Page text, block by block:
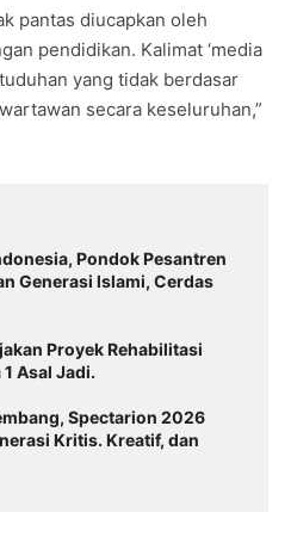
pantas diucapkan oleh
pendidikan. Kalimat ‘media
yang tidak berdasar
secara keseluruhan,”
Pondok Pesantren
Generasi lslami, Cerdas
Proyek Rehabilitasi
Asal Jadi.
Spectarion 2026
Kritis. Kreatif, dan